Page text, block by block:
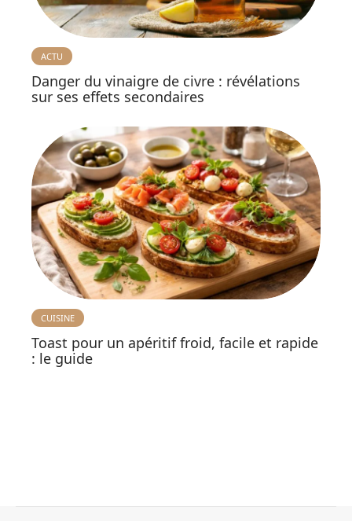
ACTU
Danger du vinaigre de civre : révélations
sur ses effets secondaires
CUISINE
Toast pour un apéritif froid, facile et rapide
: le guide